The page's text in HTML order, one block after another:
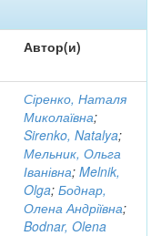
Автор(и)
Сіренко, Наталя
Миколаївна;
Sirenko, Natalya;
Мельник, Ольга
Іванівна; Melnik,
Olga; Боднар,
Олена Андріївна;
Bodnar, Olena